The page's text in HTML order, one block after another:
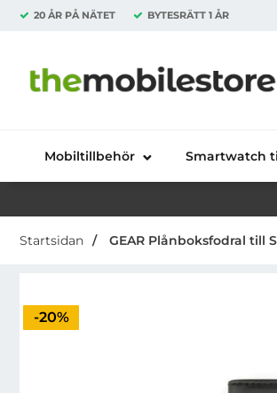
20 ÅR PÅ NÄTET BYTESRÄTT 1 ÅR
Startsidan för
Mobiltillbehör Smartwatch
Startsidan GEAR Plånboksfodral till
Priset är nedsatt med
-20%